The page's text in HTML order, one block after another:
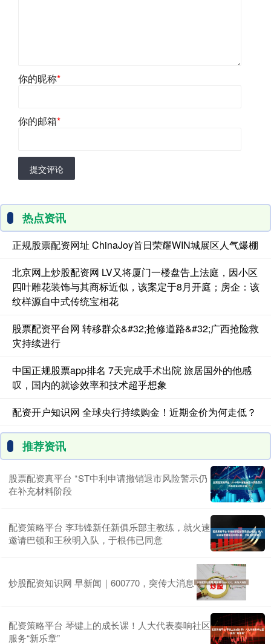
你的昵称*
你的邮箱*
提交评论
热点资讯
正规股票配资网址 ChinaJoy首日荣耀WIN城展区人气爆棚
北京网上炒股配资网 LV又将厦门一楼盘告上法庭，因小区
四叶雕花装饰与其商标近似，该案定于8月开庭；房企：该
纹样源自中式传统宝相花
股票配资平台网 转移群众&#32;抢修道路&#32;广西抢险救
灾持续进行
中国正规股票app排名 7天完成手术出院 旅居国外的他感
叹，国内的就诊效率和技术超乎想象
配资开户知识网 全球央行持续购金！近期金价为何走低？
推荐资讯
股票配资真平台 *ST中利申请撤销退市风险警示仍
在补充材料阶段
配资策略平台 李玮锋新任新俱乐部主教练，就火速
邀请巴顿和王秋明入队，于根伟已同意
炒股配资知识网 早新闻｜600770，突传大消息
配资策略平台 琴键上的成长课！人大代表奏响社区
服务“新乐章”